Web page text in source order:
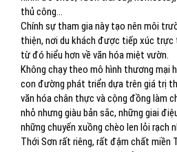
thủ công…
Chính sự tham gia này tạo nên môi
thiện, nơi du khách được tiếp xúc trực
từ đó hiểu hơn về văn hóa miệt vườn.
Không chạy theo mô hình thương mại
con đường phát triển dựa trên giá trị
văn hóa chân thực và cộng đồng làm
nhỏ nhưng giàu bản sắc, những giai
những chuyến xuồng chèo len lỏi
Thới Sơn rất riêng, rất đậm chất miền